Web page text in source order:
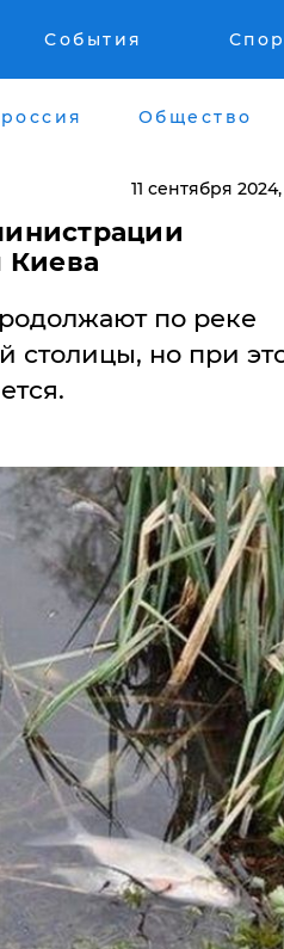
События
россия Общество
11 сентября 2024,
Киева
по реке
столицы, но при